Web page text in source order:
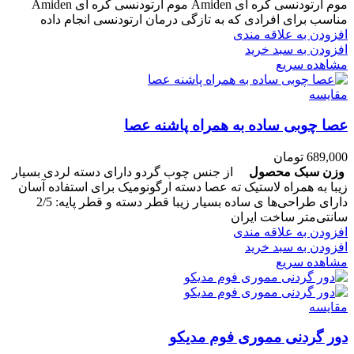
موم ارتودنسی کره ای Amiden موم ارتودنسی کره ای Amiden
مناسب برای افرادی که به تازگی درمان ارتودنسی انجام داده
افزودن به علاقه مندی
افزودن به سبد خرید
مشاهده سریع
مقایسه
عصا چوبی ساده به همراه پاشنه عصا
689,000 تومان
وزن سبک محصول
از جنس چوب گردو دارای دسته لردی بسیار
زیبا به همراه لاستیک ته عصا دسته ارگونومیک برای استفاده آسان
دارای طراحی‌ها ی ساده بسیار زیبا قطر دسته و قطر پایه: 2/5
سانتی‌متر ساخت ایران
افزودن به علاقه مندی
افزودن به سبد خرید
مشاهده سریع
مقایسه
دور گردنی مموری فوم مدیکو